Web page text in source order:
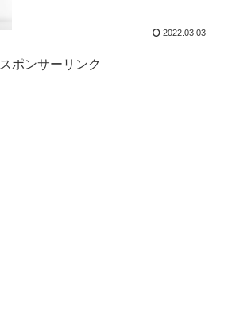
2022.03.03
スポンサーリンク